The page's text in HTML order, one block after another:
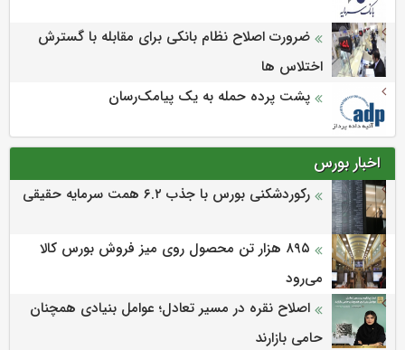
ضرورت اصلاح نظام بانکی برای مقابله با گسترش
اختلاس ها
پشت پرده حمله به یک پیامک‌رسان
اخبار بورس
رکوردشکنی بورس با جذب ۶.۲ همت سرمایه حقیقی
۸۹۵ هزار تن محصول روی میز فروش بورس کالا
می‌‌رود
اصلاح نقره در مسیر تعادل؛ عوامل بنیادی همچنان
حامی بازارند